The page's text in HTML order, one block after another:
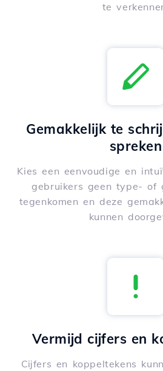
te
Gemakkelijk te
spreken
Kies een eenvoudige en
gebruikers geen type- of
tegenkomen en deze
kunnen
Vermijd cijfers en
Cijfers en koppeltekens